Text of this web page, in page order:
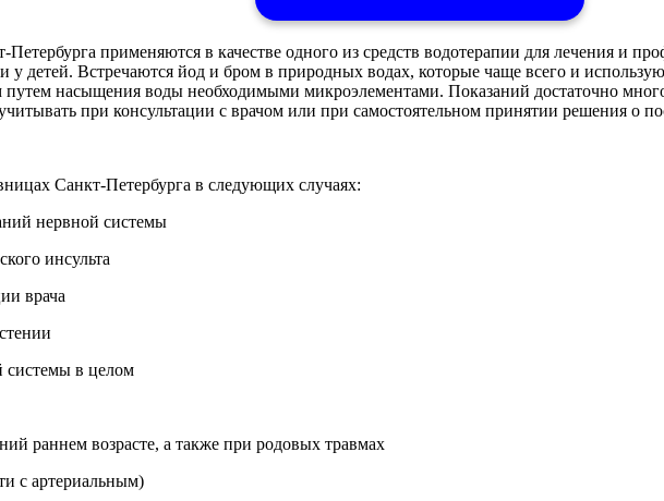
применяются в качестве одного из средств водотерапии для лечения и
у детей. Встречаются йод и бром в природных водах, которые чаще всего и
насыщения воды необходимыми микроэлементами. Показаний достаточно
при консультации с врачом или при самостоятельном принятии решения о
Санкт-Петербурга в следующих случаях:
нервной системы
инсульта
врача
системы в целом
раннем возрасте, а также при родовых травмах
с артериальным)